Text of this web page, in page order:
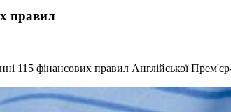
правил
фінансових правил Англійської